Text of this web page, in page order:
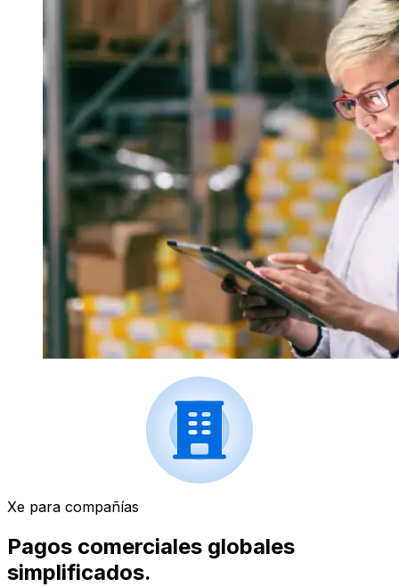
Xe para compañías
Pagos comerciales globales
simplificados.